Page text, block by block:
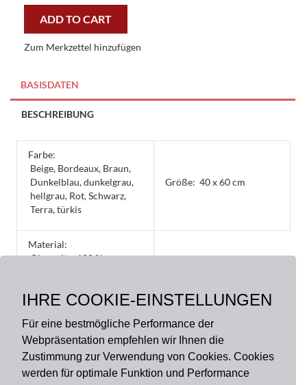
IHRE COOKIE-EINSTELLUNGEN
Für eine bestmögliche Performance der
Webpräsentation empfehlen wir Ihnen die
Zustimmung zur Verwendung von Cookies. Cookies
werden für optimale Funktion und Performance
Unifarben
x
-
günstig
und
quantity
ADD TO CART
Zum Merkzettel hinzufügen
BASISDATEN
BESCHREIBUNG
Farbe:
Beige, Bordeaux, Braun,
Dunkelblau, dunkelgrau,
hellgrau, Rot, Schwarz,
Terra, türkis
Größe: 40 x 60 cm
Material:
Oberseite: 100 %
% PVC, rutschhemmend